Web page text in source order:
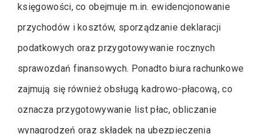
księgowości, co obejmuje m.in. ewidencjonowanie
przychodów i kosztów, sporządzanie deklaracji
podatkowych oraz przygotowywanie rocznych
sprawozdań finansowych. Ponadto biura rachunkowe
zajmują się również obsługą kadrowo-płacową, co
oznacza przygotowywanie list płac, obliczanie
wynagrodzeń oraz składek na ubezpieczenia